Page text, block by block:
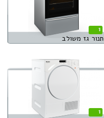
1
תנור גז משולב
1